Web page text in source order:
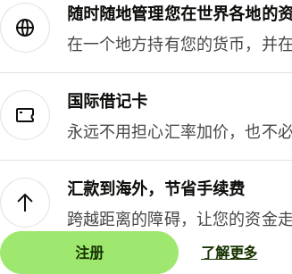
随时随地管理您在世界各地的资
在一个地方持有您的货币，并
国际借记卡
永远不用担心汇率加价，也不
汇款到海外，节省手续费
跨越距离的障碍，让您的资金走
注册 了解更多